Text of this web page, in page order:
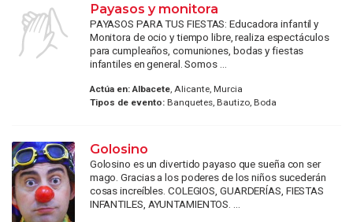
Payasos y monitora
PAYASOS PARA TUS FIESTAS: Educadora infantil y
Monitora de ocio y tiempo libre, realiza espectáculos
para cumpleaños, comuniones, bodas y fiestas
infantiles en general. Somos ...
Actúa en: Albacete, Alicante, Murcia
Tipos de evento:Banquetes, Bautizo, Boda
Golosino
Golosino es un divertido payaso que sueña con ser
mago. Gracias a los poderes de los niños sucederán
cosas increíbles. COLEGIOS, GUARDERÍAS, FIESTAS
INFANTILES, AYUNTAMIENTOS. ...